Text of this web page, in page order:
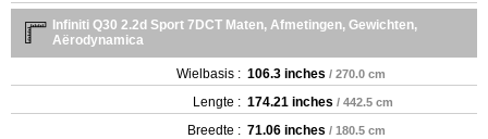
Infiniti Q30 2.2d Sport 7DCT Maten, Afmetingen, Gewichten,
Aërodynamica
Wielbasis : 106.3 inches / 270.0 cm
Lengte : 174.21 inches / 442.5 cm
Breedte : 71.06 inches / 180.5 cm